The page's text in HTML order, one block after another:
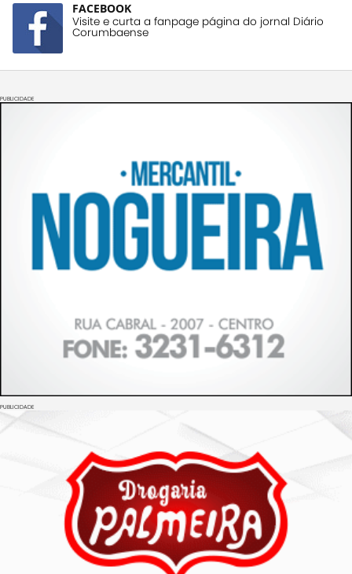
FACEBOOK
Visite e curta a fanpage página do jornal Diário
Corumbaense
PUBLICIDADE
PUBLICIDADE